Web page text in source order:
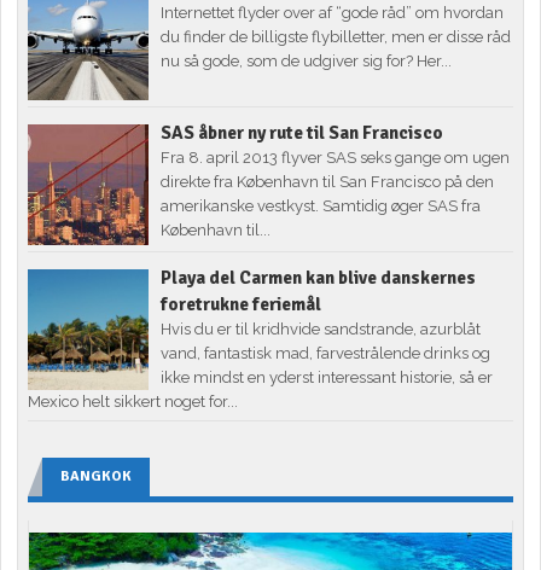
Internettet flyder over af “gode råd” om hvordan
du finder de billigste flybilletter, men er disse råd
nu så gode, som de udgiver sig for? Her...
SAS åbner ny rute til San Francisco
Fra 8. april 2013 flyver SAS seks gange om ugen
direkte fra København til San Francisco på den
amerikanske vestkyst. Samtidig øger SAS fra
København til...
Playa del Carmen kan blive danskernes
foretrukne feriemål
Hvis du er til kridhvide sandstrande, azurblåt
vand, fantastisk mad, farvestrålende drinks og
ikke mindst en yderst interessant historie, så er
Mexico helt sikkert noget for...
BANGKOK